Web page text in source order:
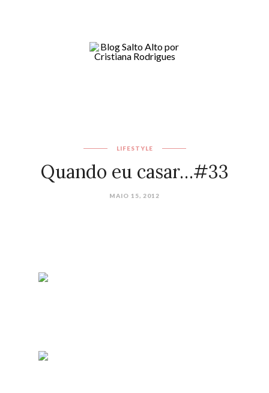
LIFESTYLE
Quando eu casar…#33
MAIO 15, 2012